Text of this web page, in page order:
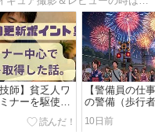
師】貧乏人ワ
ナーを駆使し
師の更新ポイ
トを取得｜17
【警備員の仕
の警備（歩行
はどんなこと
のか？花火は
10日前